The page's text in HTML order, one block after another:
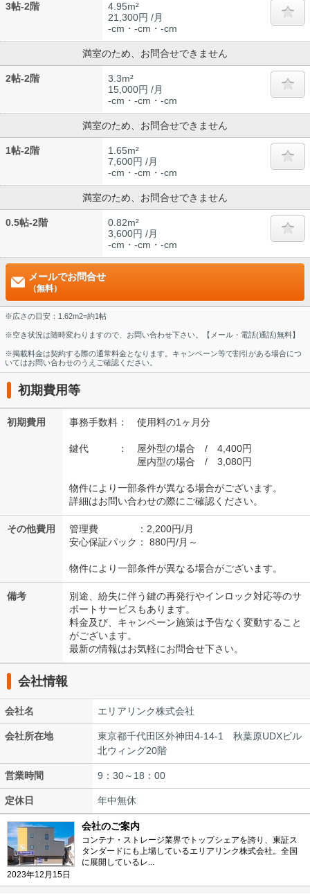
3帖-2階
4.95m²
21,300円 /月
-cm・-cm・-cm
満室のため、お問合せできません
2帖-2階
3.3m²
15,000円 /月
-cm・-cm・-cm
満室のため、お問合せできません
1帖-2階
1.65m²
7,600円 /月
-cm・-cm・-cm
満室のため、お問合せできません
0.5帖-2階
0.82m²
3,600円 /月
-cm・-cm・-cm
メールでお問合せ
（無料）
※広さの目安：1.62m2=約1帖
※空き状況は随時変わりますので、お問い合わせ下さい。【メール・電話(通話)無料】
※掲載料金は契約する際の通常料金となります。キャンペーン等で割引がある場合につ
いてはお問い合わせのうえご確認ください。
初期費用等
初期費用 事務手数料： 使用料の1ヶ月分
鍵代 ： 屋外型の場合 / 4,400円
屋内型の場合 / 3,080円
物件により一部条件が異なる場合がございます。
詳細はお問い合わせの際にご確認ください。
その他費用
管理費 ：2,200円/月
安心保証パック： 880円/月～
物件により一部条件が異なる場合がございます。
備考
別途、紛失に伴う鍵の再発行やインロック対応等のサ
ポートサービスもあります。
料金及び、キャンペーン施策は予告なく変動すること
がございます。
最新の情報はお気軽にお問合せ下さい。
会社情報
会社名 エリアリンク株式会社
会社所在地
東京都千代田区外神田4-14-1 秋葉原UDXビル
北ウィング20階
営業時間 9：30～18：00
定休日 年中無休
2023年12月15日
会社のご案内
コンテナ・ストレージ業界でトップシェアを誇り、東証ス
タンダードにも上場しているエリアリンク株式会社。全国
に展開しているレ...